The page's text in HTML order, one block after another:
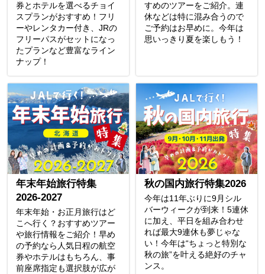
券とホテルを選べるチョイ
スプランがおすすめ！フリ
ーやレンタカー付き、JRの
フリーパスがセットになっ
たプランなど豊富なライン
ナップ！
すめのツアーをご紹介。連
休などは特に混み合うので
ご予約はお早めに。今年は
思いっきり夏を楽しもう！
年末年始旅行特集
2026-2027
年末年始・お正月旅行はど
こへ行く？おすすめツアー
や旅行情報をご紹介！早め
の予約なら人気日程の航空
券やホテルはもちろん、事
前座席指定も選択肢が広が
秋の国内旅行特集2026
今年は11年ぶりに9月シル
バーウィークが到来！5連休
に加え、平日を組み合わせ
れば最大9連休も夢じゃな
い！今年は“ちょっと特別な
秋の旅”を叶える絶好のチャ
ンス。